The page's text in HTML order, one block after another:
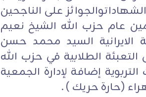
على الناجحين
عام حزب الله الشيخ نعيم
الايرانية السيد محمد حسن
الطلابية في حزب الله
إضافة لإدارة الجمعية
(حارة حريك ) .